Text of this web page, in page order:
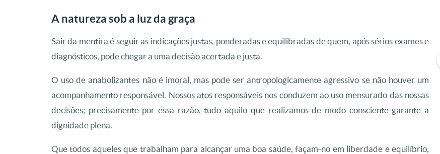
A natureza sob a luz da graça
Sair da mentira é seguir as indicações justas, ponderadas e equilibradas de quem, após sérios exames e
diagnósticos, pode chegar a uma decisão acertada e justa.
O uso de anabolizantes não é imoral, mas pode ser antropologicamente agressivo se não houver um
acompanhamento responsável. Nossos atos responsáveis nos conduzem ao uso mensurado das nossas
decisões; precisamente por essa razão, tudo aquilo que realizamos de modo consciente garante a
dignidade plena.
Que todos aqueles que trabalham para alcançar uma boa saúde, façam-no em liberdade e equilíbrio,
Livro O Padre: A História De
Vida De Jonas Abib